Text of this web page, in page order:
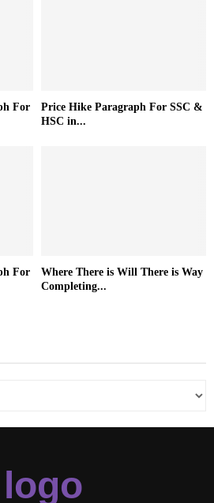
For
Price Hike Paragraph For SSC &
HSC in...
For
Where There is Will There is Way
Completing...